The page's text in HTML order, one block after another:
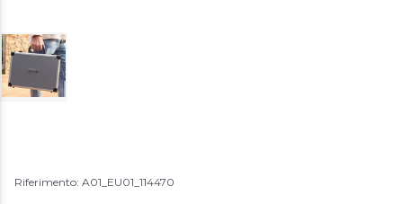
Riferimento: A01_EU01_114470